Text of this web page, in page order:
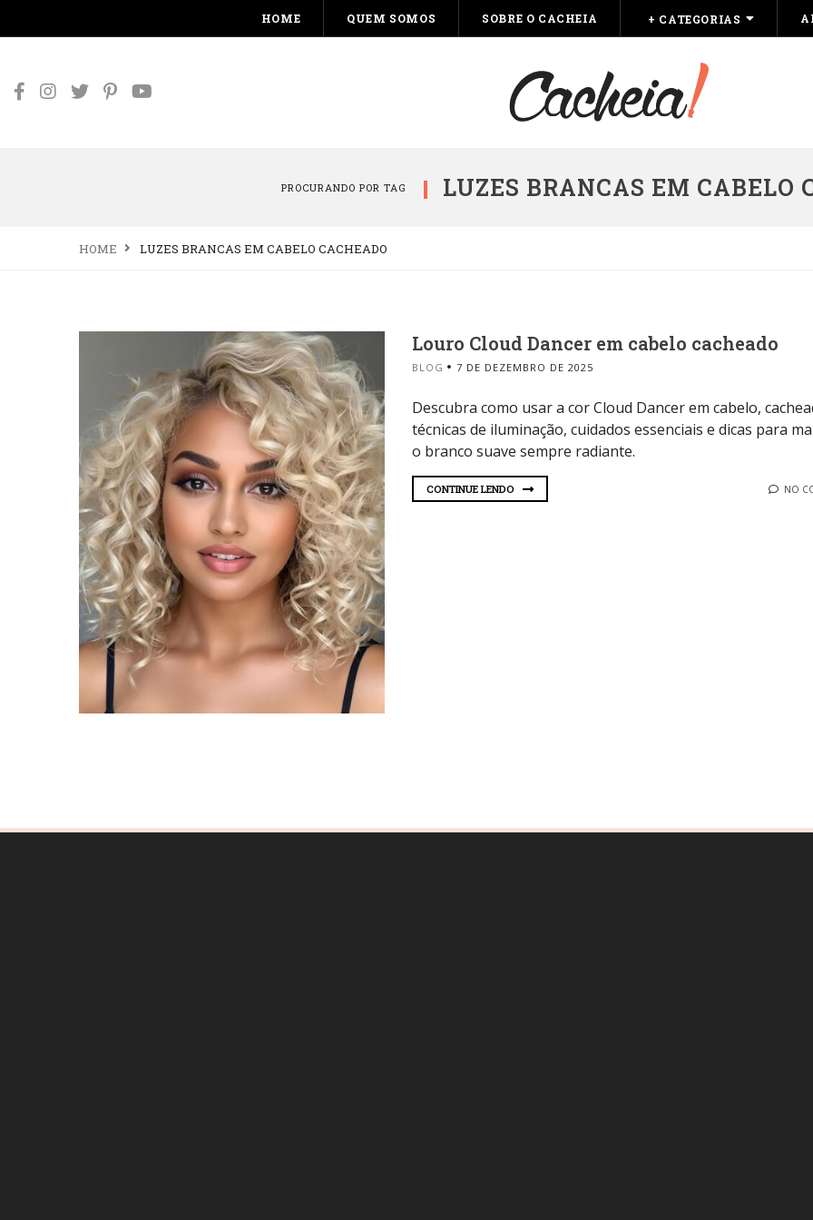
HOME QUEM SOMOS SOBRE O CACHEIA + CATEGORIAS
PROCURANDO POR TAG LUZES BRANCAS EM CABELO
HOME LUZES BRANCAS EM CABELO CACHEADO
Louro Cloud Dancer em cabelo cacheado
BLOG 7 DE DEZEMBRO DE 2025
Descubra como usar a cor Cloud Dancer em cabelo,
técnicas de iluminação, cuidados essenciais e dicas para
o branco suave sempre radiante.
CONTINUE LENDO NO